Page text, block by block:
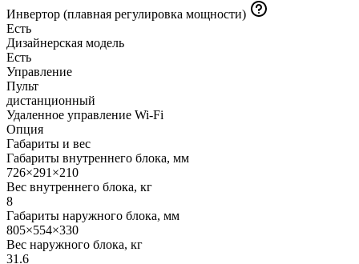
Инвертор (плавная регулировка мощности)
Есть
Дизайнерская модель
Есть
Управление
Пульт
дистанционный
Удаленное управление Wi-Fi
Опция
Габариты и вес
Габариты внутреннего блока, мм
726×291×210
Вес внутреннего блока, кг
8
Габариты наружного блока, мм
805×554×330
Вес наружного блока, кг
31.6